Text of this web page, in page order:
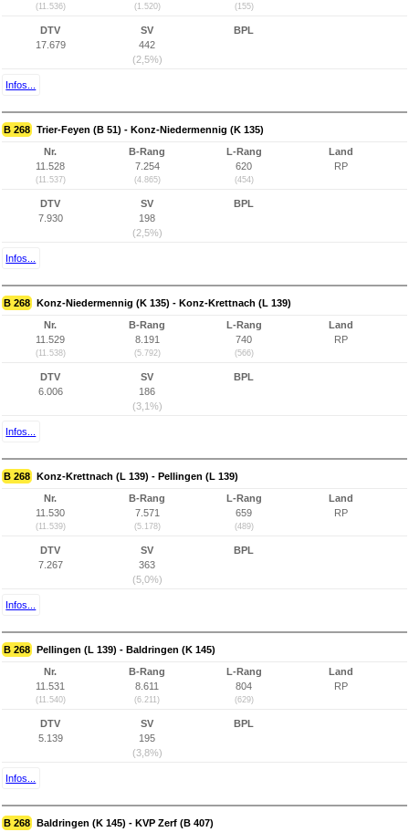
(11.536) (1.520) (155)
DTV
17.679
SV
442
(2,5%)
BPL
Infos...
B 268 Trier-Feyen (B 51) - Konz-Niedermennig (K 135)
Nr.
11.528
(11.537)
B-Rang
7.254
(4.865)
L-Rang
620
(454)
Land
RP
DTV
7.930
SV
198
(2,5%)
BPL
Infos...
B 268 Konz-Niedermennig (K 135) - Konz-Krettnach (L 139)
Nr.
11.529
(11.538)
B-Rang
8.191
(5.792)
L-Rang
740
(566)
Land
RP
DTV
6.006
SV
186
(3,1%)
BPL
Infos...
B 268 Konz-Krettnach (L 139) - Pellingen (L 139)
Nr.
11.530
(11.539)
B-Rang
7.571
(5.178)
L-Rang
659
(489)
Land
RP
DTV
7.267
SV
363
(5,0%)
BPL
Infos...
B 268 Pellingen (L 139) - Baldringen (K 145)
Nr.
11.531
(11.540)
B-Rang
8.611
(6.211)
L-Rang
804
(629)
Land
RP
DTV
5.139
SV
195
(3,8%)
BPL
Infos...
B 268 Baldringen (K 145) - KVP Zerf (B 407)